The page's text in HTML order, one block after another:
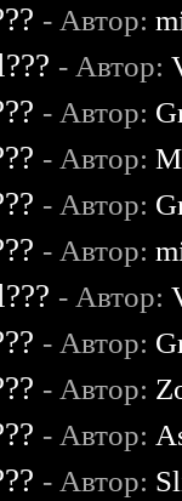
- Автор:
- Автор:
- Автор:
- Автор:
- Автор:
- Автор:
- Автор:
- Автор:
- Автор:
- Автор:
- Автор: